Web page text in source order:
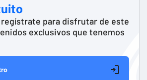
para disfrutar de este
exclusivos que tenemos